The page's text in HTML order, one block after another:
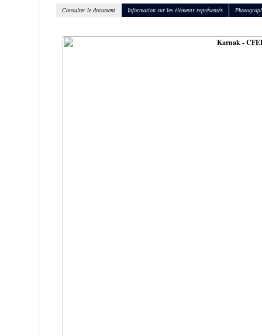
Consulter le document Information sur les éléments représentés